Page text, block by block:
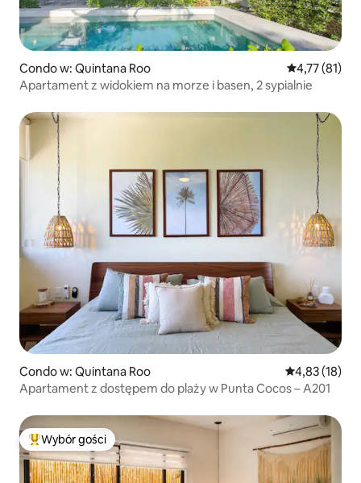
Condo w: Quintana Roo Średnia
4,77 (81)
Apartament z widokiem na morze i basen, 2 sypialnie
Condo w: Quintana Roo Średnia
4,83 (18)
Apartament z dostępem do plaży w Punta Cocos – A201
Najpopularniejsze z kategorii Wybór gości
Wybór gości